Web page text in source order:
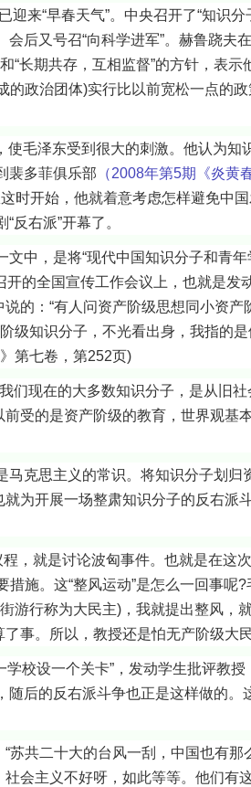
“早春天气”。中央召开了“知识分
会后又号召“向科学进军”。赫鲁跷夫
“长期共存，互相监督”的方针，表
政治团体)实行比以前宽松一点的
泽东受到很大的刺激。他认为知识
裴多菲俱乐部 （2008年第5期《炎黄
这时开始，他就着意考虑怎样避免中
反右派”开幕了。
是将“现代中国知识分子和青年
的全国宣传工作会议上，也就是发
的：“有人问资产阶级思想同小资产
级知识分子，不光看出身，我指的
第七卷，第252页)
在的大多数知识分子，是从旧社
受的是资产阶级的教育，世界观基
思主义的常识。将知识分子划归
为开展一场整肃知识分子的反右派
是讨论波匈事件。也就是在这次
施。这“整风运动”是怎么一回事呢
游行称为大民主)，我就提出整风，
事。所以，教授还是怕无产阶级大
设一个关卡”，发动学生批评教授
后的反右派斗争也正是这样做的。
二十大的台风一刮，中国也有那么
会主义不好呀，如此等等。他们有